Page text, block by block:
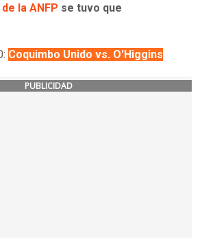
la ANFP se tuvo que
Coquimbo Unido vs. O'Higgins
PUBLICIDAD